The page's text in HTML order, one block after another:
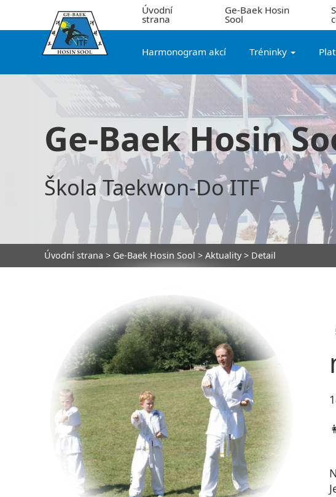
Úvodní
strana
Ge-Baek Hosin
Sool
Harmonogram akcí Tréninky
Ge-Baek Hosin
Škola Taekwon-Do ITF
Úvodní strana > Ge-Baek Hosin Sool > Aktuality> Detail